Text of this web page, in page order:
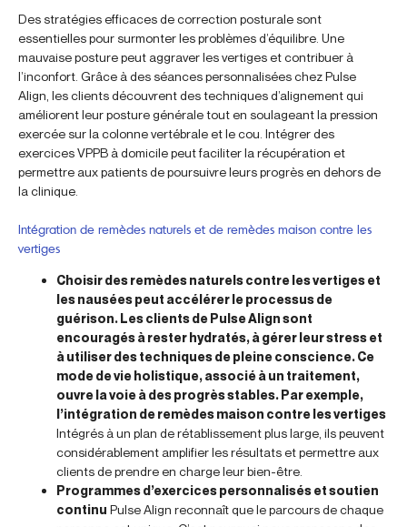
Des stratégies efficaces de correction posturale sont
essentielles pour surmonter les problèmes d’équilibre. Une
mauvaise posture peut aggraver les vertiges et contribuer à
l’inconfort. Grâce à des séances personnalisées chez Pulse
Align, les clients découvrent des techniques d’alignement qui
améliorent leur posture générale tout en soulageant la pression
exercée sur la colonne vertébrale et le cou. Intégrer des
exercices VPPB à domicile peut faciliter la récupération et
permettre aux patients de poursuivre leurs progrès en dehors de
la clinique.
Intégration de remèdes naturels et de remèdes maison contre les
vertiges
Choisir des remèdes naturels contre les vertiges et
les nausées peut accélérer le processus de
guérison. Les clients de Pulse Align sont
encouragés à rester hydratés, à gérer leur stress et
à utiliser des techniques de pleine conscience. Ce
mode de vie holistique, associé à un traitement,
ouvre la voie à des progrès stables. Par exemple,
l’intégration de remèdes maison contre les vertiges
Intégrés à un plan de rétablissement plus large, ils peuvent
considérablement amplifier les résultats et permettre aux
clients de prendre en charge leur bien-être.
Programmes d’exercices personnalisés et soutien
continu Pulse Align reconnaît que le parcours de chaque